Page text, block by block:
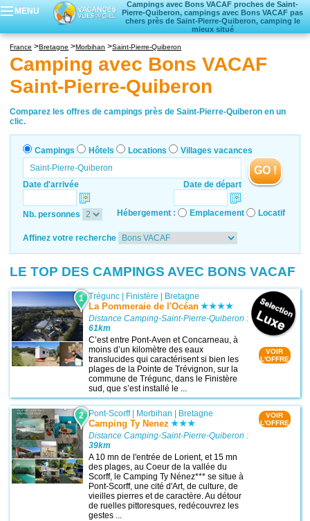
MENU
Campings avec Bons VACAF proches de Saint-
Pierre-Quiberon, campings avec Bons VACAF pas
chers près de Saint-Pierre-Quiberon, camping le
mieux situé
Campings
Hôtels
Locations vacances
Villages vacances
France Bretagne Morbihan Saint-Pierre-Quiberon
Camping avec Bons VACAF
Saint-Pierre-Quiberon
Comparez les offres de campings près de Saint-Pierre-Quiberon en un
clic.
Campings Hôtels Locations Villages vacances
Date d'arrivée Date de départ
GO !
Nb. personnes Hébergement : Emplacement Locatif
Affinez votre recherche
LE TOP DES CAMPINGS AVEC BONS VACAF
1 Trégunc | Finistère | Bretagne
La Pommeraie de l'Océan
Distance Camping-Saint-Pierre-Quiberon :
61km
C’est entre Pont-Aven et Concarneau, à
moins d’un kilomètre des eaux
translucides qui caractérisent si bien les
plages de la Pointe de Trévignon, sur la
commune de Trégunc, dans le Finistère
sud, que s’est installé le ...
VOIR
L'OFFRE
2 Pont-Scorff| Morbihan | Bretagne
Camping Ty Nenez
Distance Camping-Saint-Pierre-Quiberon :
39km
A 10 mn de l'entrée de Lorient, et 15 mn
des plages, au Coeur de la vallée du
Scorff, le Camping Ty Nénez*** se situe à
Pont-Scorff, une cité d'Art, de culture, de
vieilles pierres et de caractère. Au détour
de ruelles pittoresques, redécouvrez les
gestes ...
VOIR
L'OFFRE